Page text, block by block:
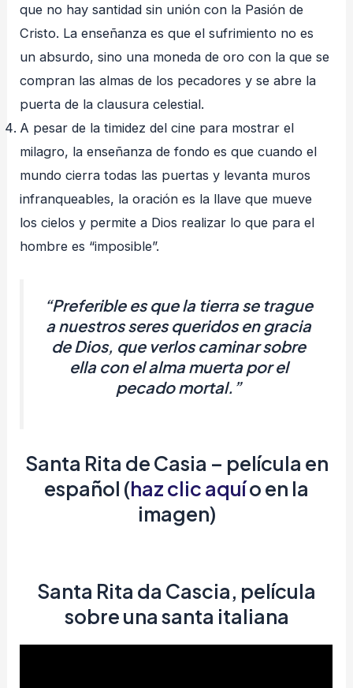
que no hay santidad sin unión con la Pasión de
Cristo. La enseñanza es que el sufrimiento no es
un absurdo, sino una moneda de oro con la que se
compran las almas de los pecadores y se abre la
puerta de la clausura celestial.
A pesar de la timidez del cine para mostrar el
milagro, la enseñanza de fondo es que cuando el
mundo cierra todas las puertas y levanta muros
infranqueables, la oración es la llave que mueve
los cielos y permite a Dios realizar lo que para el
hombre es “imposible”.
“Preferible es que la tierra se trague
a nuestros seres queridos en gracia
de Dios, que verlos caminar sobre
ella con el alma muerta por el
pecado mortal.”
Santa Rita de Casia – película en
español (haz clic aquío en la
imagen)
Santa Rita da Cascia, película
sobre una santa italiana